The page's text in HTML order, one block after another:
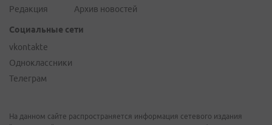
Редакция
Архив новостей
Социальные сети
vkontakte
Одноклассники
Телеграм
На данном сайте распространяется информация сетевого издания